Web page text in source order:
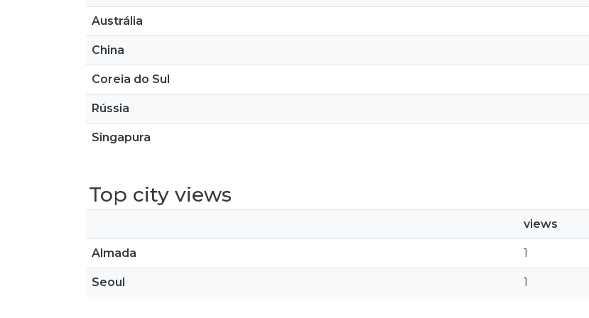
Austrália
China
Coreia do Sul
Rússia
Singapura
Top city views
views
Almada 1
Seoul 1